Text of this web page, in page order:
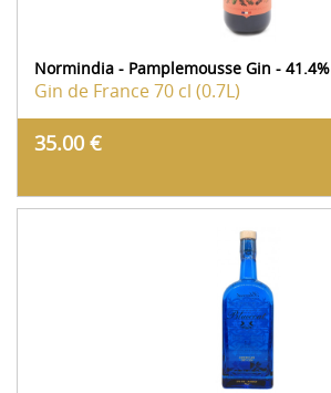
Normindia - Pamplemousse Gin - 41.4%
Gin de France70 cl (0.7L)
35.00 €